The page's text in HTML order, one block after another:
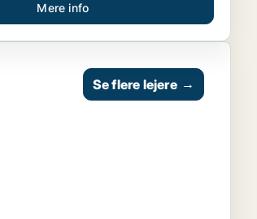
Mere info
Se flere lejere →